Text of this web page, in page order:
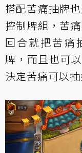
搭配苦痛抽牌
控制牌組，苦
回合就把苦痛
牌，而且也可
決定苦痛可以